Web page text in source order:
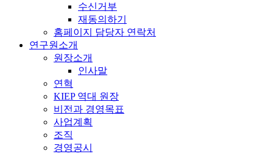
수신거부
재동의하기
홈페이지 담당자 연락처
연구원소개
원장소개
인사말
연혁
KIEP 역대 원장
비전과 경영목표
사업계획
조직
경영공시